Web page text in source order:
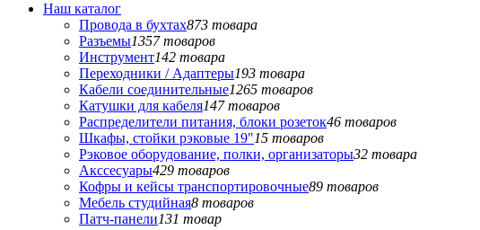
Наш каталог
Провода в бухтах873 товара
Разъемы1357 товаров
Инструмент142 товара
Переходники / Адаптеры193 товара
Кабели соединительные1265 товаров
Катушки для кабеля147 товаров
Распределители питания, блоки розеток46 товаров
Шкафы, стойки рэковые 19"15 товаров
Рэковое оборудование, полки, организаторы32 товара
Акссесуары429 товаров
Кофры и кейсы транспортировочные89 товаров
Мебель студийная8 товаров
Патч-панели131 товар